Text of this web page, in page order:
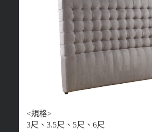
<規格>
3尺、3.5尺、5尺、6尺